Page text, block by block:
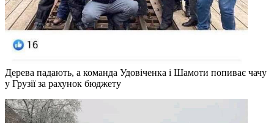
Дерева падають, а команда Удовіченка і Шамоти попиває чачу
у Грузії за рахунок бюджету